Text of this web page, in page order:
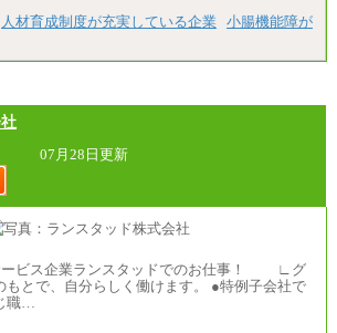
人材育成制度が充実している企業
小腸機能障が
07月28日更新
ービス企業ランスタッドでのお仕事！ ∟グ
もとで、自分らしく働けます。 ●特例子会社で
職…